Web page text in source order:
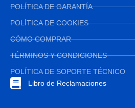
POLÍTICA DE GARANTÍA
POLÍTICA DE COOKIES
CÓMO COMPRAR
TÉRMINOS Y CONDICIONES
POLÍTICA DE SOPORTE TÉCNICO
Libro de Reclamaciones